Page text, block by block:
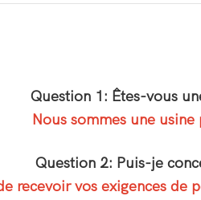
Question 1: Êtes-vous
Nous sommes une
Question 2: Puis-je
recevoir vos exigences